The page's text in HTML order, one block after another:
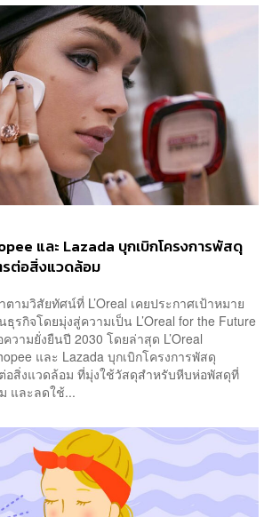
และ Lazada บุกเบิกโครงการพัสดุ
รต่อสิ่งแวดล้อม
ามวิสัยทัศน์ที่ L’Oreal เคยประกาศเป้าหมาย
ธุรกิจโดยมุ่งสู่ความเป็น L’Oreal for the Future
วามยั่งยืนปี 2030 โดยล่าสุด L’Oreal
และ Lazada บุกเบิกโครงการพัสดุ
อสิ่งแวดล้อม ที่มุ่งใช้วัสดุสำหรับหีบห่อพัสดุที่
และลดใช้...